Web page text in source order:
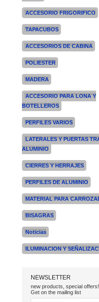
ACCESORIO FRIGORIFICO
TAPACUBOS
ACCESORIOS DE CABINA
POLIESTER
MADERA
ACCESORIO PARA LONA Y
BOTELLEROS
PERFILES VARIOS
LATERALES Y PUERTAS
ALUMINIO
CIERRES Y HERRAJES
PERFILES DE ALUMINIO
MATERIAL PARA
BISAGRAS
Noticias
ILUMINACION Y
NEWSLETTER
new products, special offers!
Get on the mailing list